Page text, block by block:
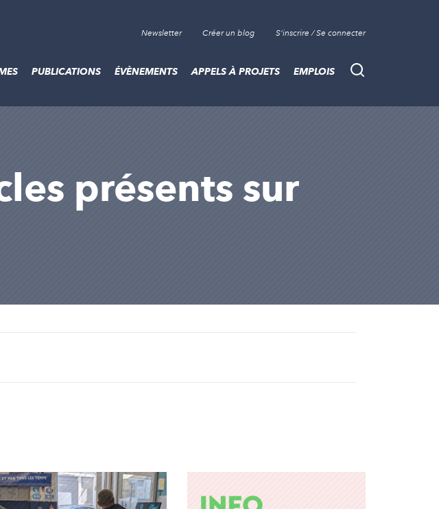
Newsletter Créer un blog S'inscrire / Se connecter
Recherche
PUBLICATIONS ÉVÈNEMENTS APPELS À PROJETS EMPLOIS
présents sur